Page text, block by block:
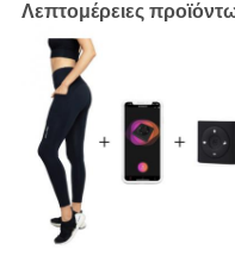
Λεπτομέρειες